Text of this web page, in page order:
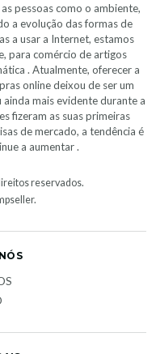
pessoas como o ambiente,
a evolução das formas de
a usar a Internet, estamos
para comércio de artigos
. Atualmente, oferecer a
online deixou de ser um
ainda mais evidente durante a
fizeram as suas primeiras
de mercado, a tendência é
a aumentar .
reservados.
.